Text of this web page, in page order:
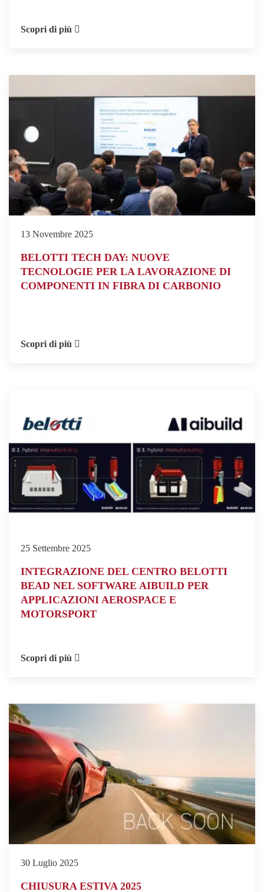
Scopri di più
13 Novembre 2025
BELOTTI TECH DAY: NUOVE
TECNOLOGIE PER LA LAVORAZIONE DI
COMPONENTI IN FIBRA DI CARBONIO
Scopri di più
25 Settembre 2025
INTEGRAZIONE DEL CENTRO BELOTTI
BEAD NEL SOFTWARE AIBUILD PER
APPLICAZIONI AEROSPACE E
MOTORSPORT
Scopri di più
30 Luglio 2025
CHIUSURA ESTIVA 2025